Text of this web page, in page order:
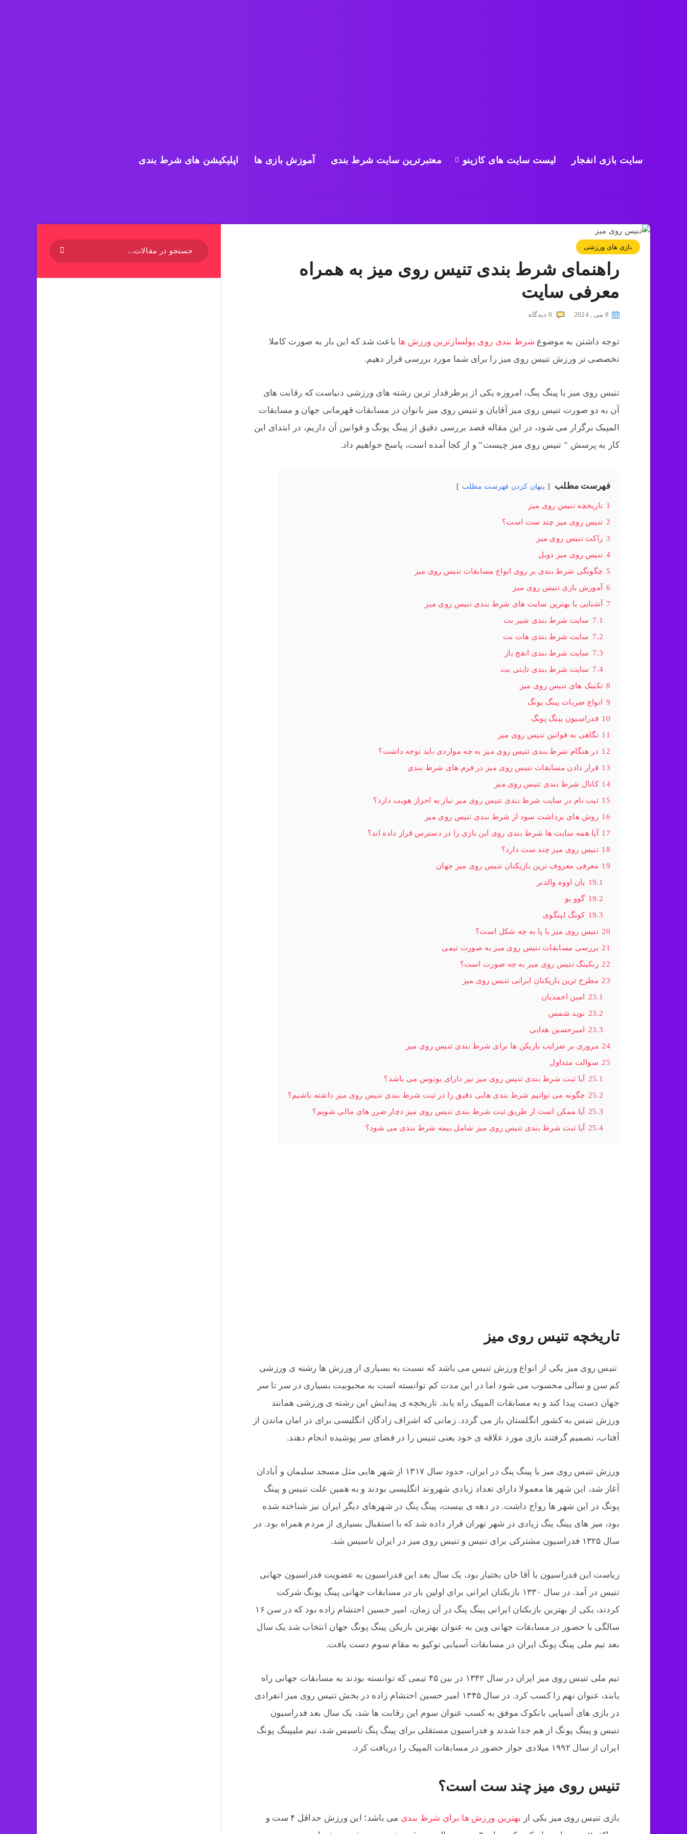
سایت بازی انفجار لیست سایت های کازینو معتبرترین سایت شرط بندی آموزش بازی ها اپلیکیشن های شرط بندی
بازی های ورزشی
راهنمای شرط بندی تنیس روی میز به همراه
معرفی سایت
8 می , 2024 0 دیدگاه
توجه داشتن به موضوع شرط بندی روی پولسازترین ورزش ها باعث شد که این بار به صورت کاملا
تخصصی تر ورزش تنیس روی میز را برای شما مورد بررسی قرار دهیم.
تنیس روی میز یا پینگ پنگ، امروزه یکی از پرطرفدار ترین رشته های ورزشی دنیاست که رقابت های
آن به دو صورت تنیس روی میز آقایان و تنیس روی میز بانوان در مسابقات قهرمانی جهان و مسابقات
المپیک برگزار می شود، در این مقاله قصد بررسی دقیق از پینگ پونگ و قوانین آن داریم، در ابتدای این
کار به پرسش ” تنیس روی میز چیست” و از کجا آمده است، پاسخ خواهیم داد.
فهرست مطلب پنهان کردن فهرست مطلب
1 تاریخچه تنیس روی میز
2 تنیس روی میز چند ست است؟
3 راکت تنیس روی میز
4 تنیس روی میز دوبل
5 چگونگی شرط بندی بر روی انواع مسابقات تنیس روی میز
6 آموزش بازی تنیس روی میز
7 آشنایی با بهترین سایت های شرط بندی تنیس روی میز
7.1 سایت شرط بندی شیر بت
7.2 سایت شرط بندی هات بت
7.3 سایت شرط بندی انفج باز
7.4 سایت شرط بندی تاینی بت
8 تکنیک های تنیس روی میز
9 انواع ضربات پینگ پونگ
10 فدراسیون پینگ پونگ
11 نگاهی به قوانین تنیس روی میز
12 در هنگام شرط بندی تنیس روی میز به چه مواردی باید توجه داشت؟
13 قرار دادن مسابقات تنیس روی میز در فرم های شرط بندی
14 کانال شرط بندی تنیس روی میز
15 ثبت نام در سایت شرط بندی تنیس روی میز نیاز به احراز هویت دارد؟
16 روش های برداشت سود از شرط بندی تنیس روی میز
17 آیا همه سایت ها شرط بندی روی این بازی را در دسترس قرار داده اند؟
18 تنیس روی میز چند ست دارد؟
19 معرفی معروف ترین بازیکنان تنیس روی میز جهان
19.1 یان اووه والدنر
19.2 گوو یو
19.3 کونگ لینگوی
20 تنیس روی میز با پا به چه شکل است؟
21 بررسی مسابقات تنیس روی میز به صورت تیمی
22 رنکینگ تنیس روی میز به چه صورت است؟
23 مطرح ترین بازیکنان ایرانی تنیس روی میز
23.1 امین احمدیان
23.2 نوید شمس
23.3 امیرحسین هدایی
24 مروری بر ضرایب بازیکن ها برای شرط بندی تنیس روی میز
25 سوالت متداول
25.1 آیا ثبت شرط بندی تنیس روی میز نیز دارای بونوس می باشد؟
25.2 چگونه می توانیم شرط بندی هایی دقیق را در ثبت شرط بندی تنیس روی میز داشته باشیم؟
25.3 آیا ممکن است از طریق ثبت شرط بندی تنیس روی میز دچار ضرر های مالی شویم؟
25.4 آیا ثبت شرط بندی تنیس روی میز شامل بیمه شرط بندی می شود؟
تاریخچه تنیس روی میز
تنیس روی میز یکی از انواع ورزش تنیس می باشد که نسبت به بسیاری از ورزش ها رشته ی ورزشی
کم سن و سالی محسوب می شود اما در این مدت کم توانسته است به محبوبیت بسیاری در سر تا سر
جهان دست پیدا کند و به مسابقات المپیک راه یابد. تاریخچه ی پیدایش این رشته ی ورزشی همانند
ورزش تنیس به کشور انگلستان باز می گردد. زمانی که اشراف زادگان انگلیسی برای در امان ماندن از
آفتاب، تصمیم گرفتند بازی مورد علاقه ی خود یعنی تنیس را در فضای سر پوشیده انجام دهند.
ورزش تنیس روی میز یا پینگ پنگ در ایران، حدود سال ۱۳۱۷ از شهر هایی مثل مسجد سلیمان و آبادان
آغاز شد، این شهر ها معمولا دارای تعداد زیادی شهروند انگلیسی بودند و به همین علت تنیس و پینگ
پونگ در این شهر ها رواج داشت. در دهه ی بیست، پینگ پنگ در شهرهای دیگر ایران نیز شناخته شده
بود، میز های پینگ پنگ زیادی در شهر تهران قرار داده شد که با استقبال بسیاری از مردم همراه بود. در
سال ۱۳۲۵ فدراسیون مشترکی برای تنیس و تنیس روی میز در ایران تاسیس شد.
ریاست این فدراسیون با آقا خان بختیار بود، یک سال بعد این فدراسیون به عضویت فدراسیون جهانی
تنیس در آمد. در سال ۱۳۳۰ بازیکنان ایرانی برای اولین بار در مسابقات جهانی پینگ پونگ شرکت
کردند، یکی از بهترین بازیکنان ایرانی پینگ پنگ در آن زمان، امیر حسین احتشام زاده بود که در سن ۱۶
سالگی با حضور در مسابقات جهانی وین به عنوان بهترین بازیکن پینگ پونگ جهان انتخاب شد یک سال
بعد تیم ملی پینگ پونگ ایران در مسابقات آسیایی توکیو به مقام سوم دست یافت.
تیم ملی تنیس روی میز ایران در سال ۱۳۴۲ در بین ۴۵ تیمی که توانسته بودند به مسابقات جهانی راه
یابند، عنوان نهم را کسب کرد. در سال ۱۳۴۵ امیر حسین احتشام زاده در بخش تنیس روی میز انفرادی
در بازی های آسیایی بانکوک موفق به کسب عنوان سوم این رقابت ها شد، یک سال بعد فدراسیون
تنیس و پینگ پونگ از هم جدا شدند و فدراسیون مستقلی برای پینگ پنگ تاسیس شد، تیم ملیپینگ پونگ
ایران از سال ۱۹۹۲ میلادی جواز حضور در مسابقات المپیک را دریافت کرد.
تنیس روی میز چند ست است؟
بازی تنیس روی میز یکی از بهترین ورزش ها برای شرط بندی
می باشد؛ این ورزش حداقل ۴ ست و